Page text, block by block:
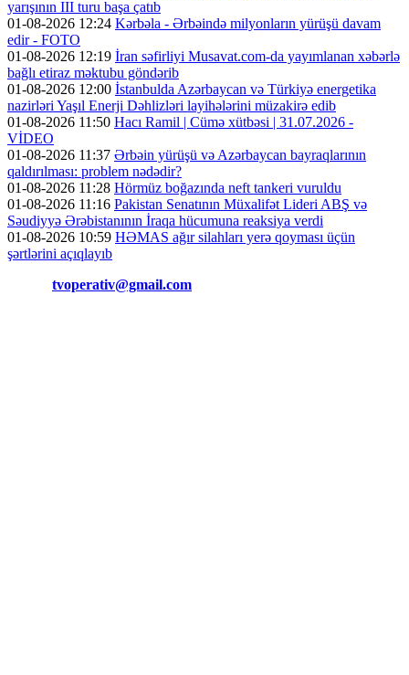
yarışının III turu başa çatıb
01-08-2026 12:24 Kərbəla - Ərbəində milyonların yürüşü davam
edir - FOTO
01-08-2026 12:19 İran səfirliyi Musavat.com-da yayımlanan xəbərlə
bağlı etiraz məktubu göndərib
01-08-2026 12:00 İstanbulda Azərbaycan və Türkiyə energetika
nazirləri Yaşıl Enerji Dəhlizləri layihələrini müzakirə edib
01-08-2026 11:50 Hacı Ramil | Cümə xütbəsi | 31.07.2026 -
VİDEO
01-08-2026 11:37 Ərbəin yürüşü və Azərbaycan bayraqlarının
qaldırılması: problem nədədir?
01-08-2026 11:28 Hörmüz boğazında neft tankeri vuruldu
01-08-2026 11:16 Pakistan Senatının Müxalifət Lideri ABŞ və
Səudiyyə Ərəbistanının İraqa hücumuna reaksiya verdi
01-08-2026 10:59 HƏMAS ağır silahları yerə qoyması üçün
şərtlərini açıqlayıb
tvoperativ@gmail.com